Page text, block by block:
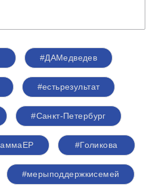
#ДАМедведев
#естьрезультат
#Санкт-Петербург
#Голикова
#мерыподдержкисемей